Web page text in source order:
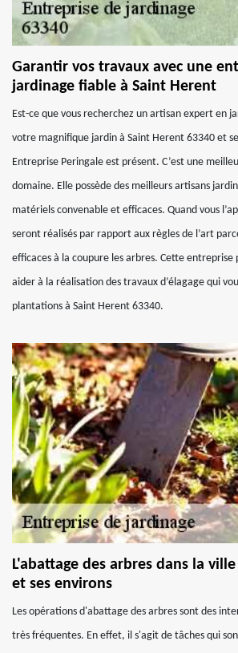
Garantir vos travaux avec une
jardinage fiable à Saint Herent
Est-ce que vous recherchez un artisan expert en
votre magnifique jardin à Saint Herent 63340 et
Entreprise Peringale est présent. C’est une
domaine. Elle possède des meilleurs artisans
matériels convenable et efficaces. Quand vous
seront réalisés par rapport aux règles de l’art
efficaces à la coupure les arbres. Cette entreprise
aider à la réalisation des travaux d’élagage qui
plantations à Saint Herent 63340.
L'abattage des arbres dans la
et ses environs
Les opérations d'abattage des arbres sont des
très fréquentes. En effet, il s'agit de tâches qui